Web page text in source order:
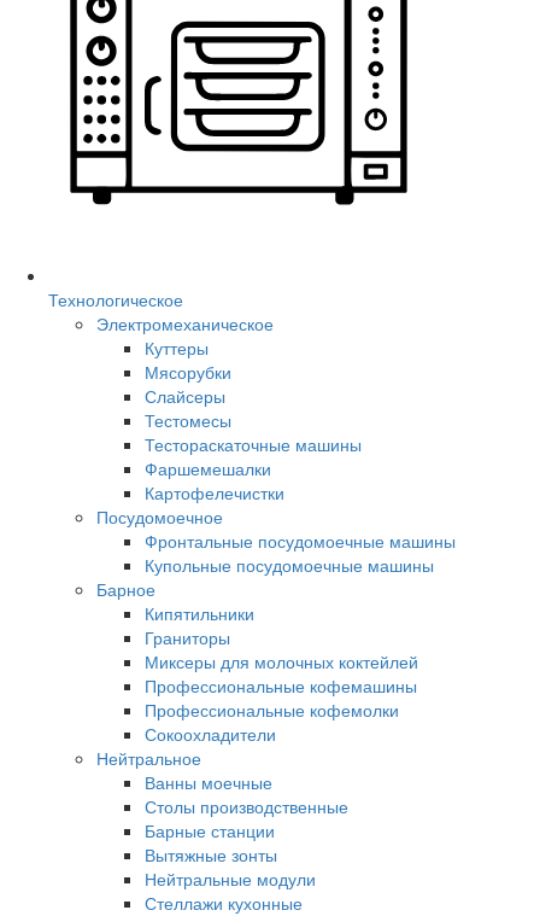
Технологическое
Электромеханическое
Куттеры
Мясорубки
Слайсеры
Тестомесы
Тестораскаточные машины
Фаршемешалки
Картофелечистки
Посудомоечное
Фронтальные посудомоечные машины
Купольные посудомоечные машины
Барное
Кипятильники
Граниторы
Миксеры для молочных коктейлей
Профессиональные кофемашины
Профессиональные кофемолки
Сокоохладители
Нейтральное
Ванны моечные
Столы производственные
Барные станции
Вытяжные зонты
Нейтральные модули
Стеллажи кухонные